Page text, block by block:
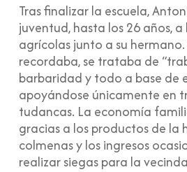
Tras finalizar la escuela,
juventud, hasta los 26 años, a
agrícolas junto a su
recordaba, se trataba de
barbaridad y todo a base de
apoyándose únicamente en
tudancas. La economía
gracias a los productos de la
colmenas y los ingresos
realizar siegas para la